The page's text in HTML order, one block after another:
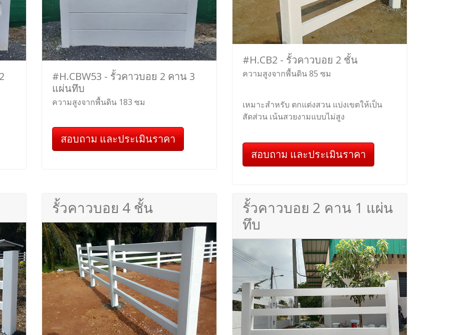
#H.CBW53 - รั้วคาวบอย 2 คาน 3
แผ่นทึบ
ความสูงจากพื้นดิน 183 ซม
สอบถาม และประเมินราคา
#H.CB2 - รั้วคาวบอย 2 ชั้น
ความสูงจากพื้นดิน 85 ซม
เหมาะสำหรับ ตกแต่งสวน แบ่งเขตให้เป็น
สัดส่วน เน้นสวยงามแบบไม่สูง
สอบถาม และประเมินราคา
รั้วคาวบอย 4 ชั้น
รั้วคาวบอย 2 คาน 1 แผ่น
ทึบ